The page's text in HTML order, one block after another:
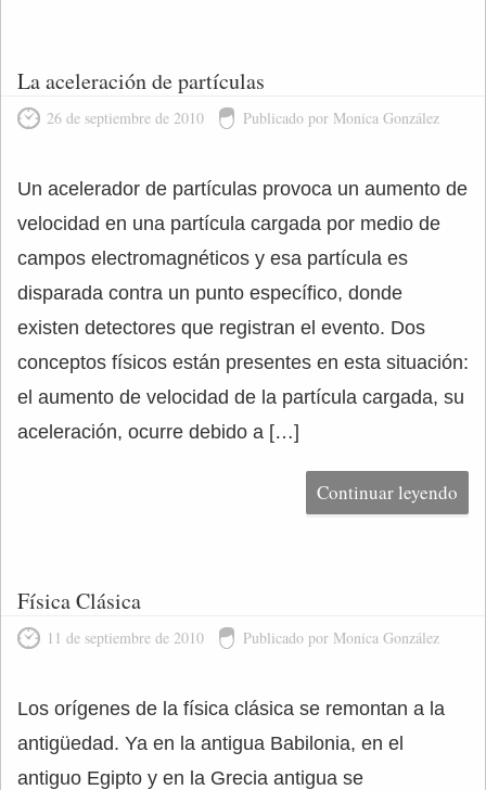
La aceleración de partículas
26 de septiembre de 2010 Publicado por Monica González
Un acelerador de partículas provoca un aumento de
velocidad en una partícula cargada por medio de
campos electromagnéticos y esa partícula es
disparada contra un punto específico, donde
existen detectores que registran el evento. Dos
conceptos físicos están presentes en esta situación:
el aumento de velocidad de la partícula cargada, su
aceleración, ocurre debido a […]
Continuar leyendo
Física Clásica
11 de septiembre de 2010 Publicado por Monica González
Los orígenes de la física clásica se remontan a la
antigüedad. Ya en la antigua Babilonia, en el
antiguo Egipto y en la Grecia antigua se